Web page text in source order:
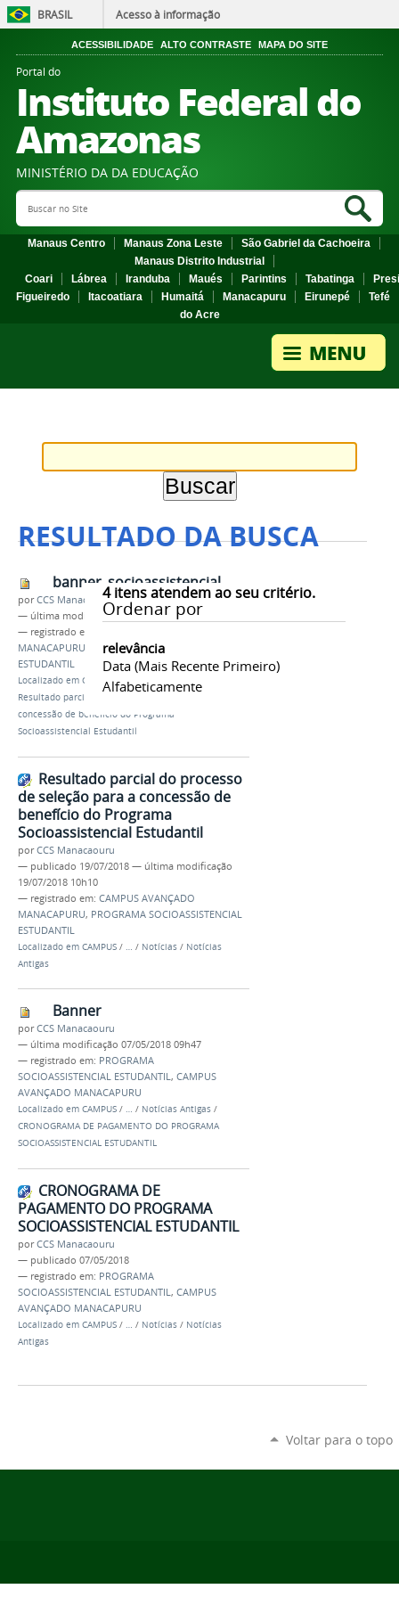
BRASIL Acesso à informação
ACESSIBILIDADE ALTO CONTRASTE MAPA DO SITE
Portal do
Instituto Federal do
Amazonas
MINISTÉRIO DA DA EDUCAÇÃO
Search Site
Manaus Centro Manaus Zona Leste
São Gabriel da Cachoeira
Manaus Distrito Industrial
Coari
Lábrea Iranduba Maués Parintins Tabatinga
Figueiredo
Itacoatiara Humaitá Manacapuru Eirunepé
Tefé
do Acre
RESULTADO DA BUSCA
4itens atendem ao seu critério.
Ordenar por
relevância
Data (mais Recente Primeiro)
Alfabeticamente
banner_socioassistencial
porCCS Manacaouru
— última modificação19/07/2018 09h43
— registrado em:
MANACAPURU
PROGRAMA SOCIOASSISTENCIAL
ESTUDANTIL
Localizado em CAMPUS / … Notícias Antigas
Resultado parcial do processo de seleção para a
concessão de benefício do Programa
Socioassistencial Estudantil
Resultado parcial do processo
de seleção para a concessão de
benefício do Programa
Socioassistencial Estudantil
porCCS Manacaouru
— publicado 19/07/2018 — última modificação
19/07/2018 10h10
— registrado em: CAMPUS AVANÇADO
MANACAPURU, PROGRAMA SOCIOASSISTENCIAL
ESTUDANTIL
Localizado em CAMPUS / / Notícias / Notícias
Antigas
Banner
porCCS Manacaouru
— última modificação 07/05/2018 09h47
— registrado em: PROGRAMA
SOCIOASSISTENCIAL ESTUDANTIL, CAMPUS
AVANÇADO MANACAPURU
Localizado em CAMPUS / … / Notícias Antigas /
CRONOGRAMA DE PAGAMENTO DO PROGRAMA
SOCIOASSISTENCIAL ESTUDANTIL
CRONOGRAMA DE
PAGAMENTO DO PROGRAMA
SOCIOASSISTENCIAL ESTUDANTIL
porCCS Manacaouru
— publicado 07/05/2018
— registrado em: PROGRAMA
SOCIOASSISTENCIAL ESTUDANTIL, CAMPUS
AVANÇADO MANACAPURU
Localizado em CAMPUS / … / Notícias / Notícias
Antigas
Voltar para o topo